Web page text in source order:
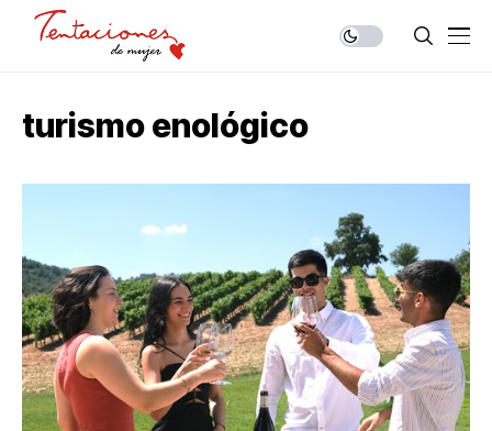
turismo enológico